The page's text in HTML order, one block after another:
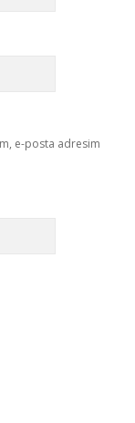
e-posta adresim